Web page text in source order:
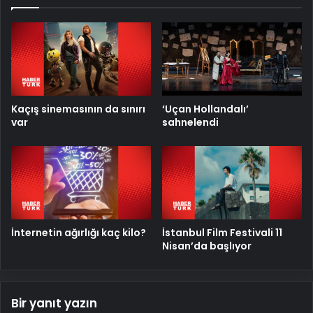
Kaçış sinemasının da sınırı
var
‘Uçan Hollandalı’
sahnelendi
İnternetin ağırlığı kaç kilo?
İstanbul Film Festivali 11
Nisan’da başlıyor
Bir yanıt yazın